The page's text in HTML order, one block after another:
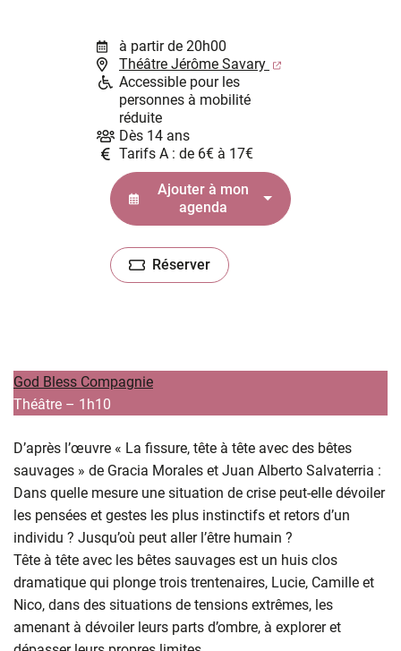
à partir de 20h00
Théâtre Jérôme Savary
(ouverture dans
Accessible pour les
personnes à mobilité
réduite
Dès 14 ans
Tarifs A : de 6€ à 17€
Ajouter à mon
agenda
Réserver
(ouverture dans un nouvel onglet)
God Bless Compagnie
Théâtre – 1h10
D’après l’œuvre « La fissure, tête à tête avec des bêtes
sauvages » de Gracia Morales et Juan Alberto Salvaterria :
Dans quelle mesure une situation de crise peut-elle dévoiler
les pensées et gestes les plus instinctifs et retors d’un
individu ? Jusqu’où peut aller l’être humain ?
Tête à tête avec les bêtes sauvages est un huis clos
dramatique qui plonge trois trentenaires, Lucie, Camille et
Nico, dans des situations de tensions extrêmes, les
amenant à dévoiler leurs parts d’ombre, à explorer et